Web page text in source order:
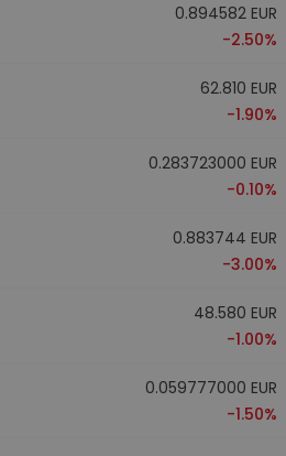
0.894582 EUR
-2.50%
62.810 EUR
-1.90%
0.283723000 EUR
-0.10%
0.883744 EUR
-3.00%
48.580 EUR
-1.00%
0.059777000 EUR
-1.50%